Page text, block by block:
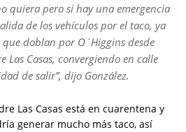
quiera pero si hay una emergencia
de los vehículos por el taco, ya
doblan por O´Higgins desde
Las Casas, convergiendo en calle
de salir”, dijo González.
Las Casas está en cuarentena y
generar mucho más taco, así